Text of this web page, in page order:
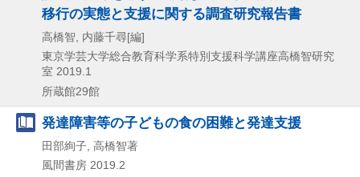
移行の実態と支援に関する調査研究報告書
高橋智, 内藤千尋[編]
東京学芸大学総合教育科学系特別支援科学講座高橋智研究
室 2019.1
所蔵館29館
発達障害等の子どもの食の困難と発達支援
田部絢子, 高橋智著
風間書房 2019.2